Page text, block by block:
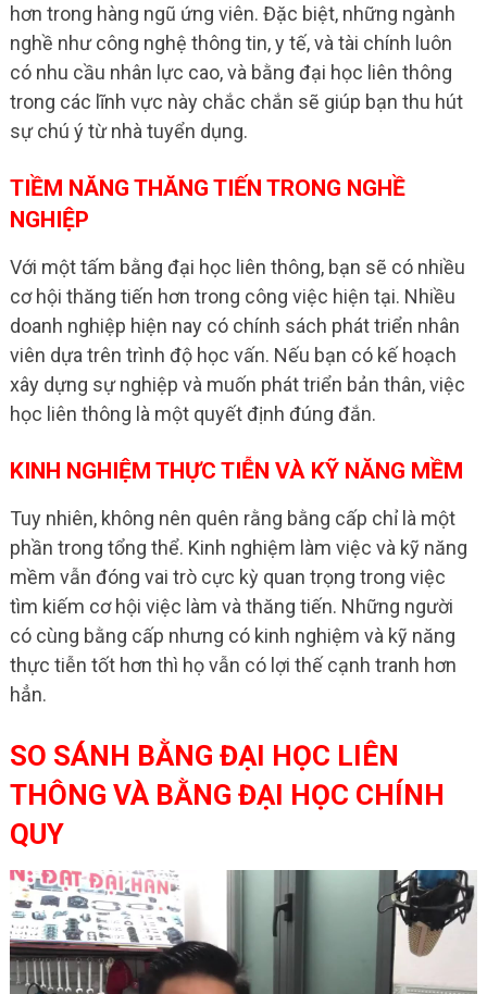
hơn trong hàng ngũ ứng viên. Đặc biệt, những ngành
nghề như công nghệ thông tin, y tế, và tài chính luôn
có nhu cầu nhân lực cao, và bằng đại học liên thông
trong các lĩnh vực này chắc chắn sẽ giúp bạn thu hút
sự chú ý từ nhà tuyển dụng.
TIỀM NĂNG THĂNG TIẾN TRONG NGHỀ
NGHIỆP
Với một tấm bằng đại học liên thông, bạn sẽ có nhiều
cơ hội thăng tiến hơn trong công việc hiện tại. Nhiều
doanh nghiệp hiện nay có chính sách phát triển nhân
viên dựa trên trình độ học vấn. Nếu bạn có kế hoạch
xây dựng sự nghiệp và muốn phát triển bản thân, việc
học liên thông là một quyết định đúng đắn.
KINH NGHIỆM THỰC TIỄN VÀ KỸ NĂNG MỀM
Tuy nhiên, không nên quên rằng bằng cấp chỉ là một
phần trong tổng thể. Kinh nghiệm làm việc và kỹ năng
mềm vẫn đóng vai trò cực kỳ quan trọng trong việc
tìm kiếm cơ hội việc làm và thăng tiến. Những người
có cùng bằng cấp nhưng có kinh nghiệm và kỹ năng
thực tiễn tốt hơn thì họ vẫn có lợi thế cạnh tranh hơn
hẳn.
SO SÁNH BẰNG ĐẠI HỌC LIÊN
THÔNG VÀ BẰNG ĐẠI HỌC CHÍNH
QUY